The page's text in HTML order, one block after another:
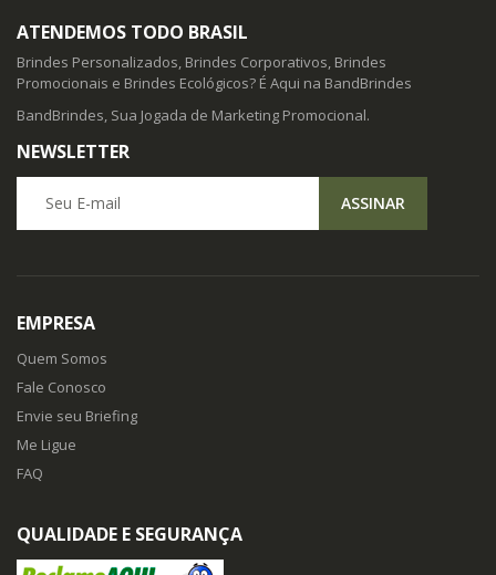
ATENDEMOS TODO BRASIL
Brindes Personalizados, Brindes Corporativos, Brindes
Promocionais e Brindes Ecológicos? É Aqui na BandBrindes
BandBrindes, Sua Jogada de Marketing Promocional.
NEWSLETTER
ASSINAR
EMPRESA
Quem Somos
Fale Conosco
Envie seu Briefing
Me Ligue
FAQ
QUALIDADE E SEGURANÇA